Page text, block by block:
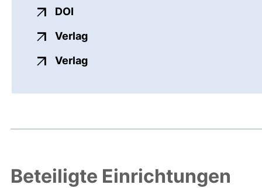
DOI
Verlagexterner Link, öffnet neues
Verlagexterner Link, öffnet neues
Beteiligte Einrichtungen